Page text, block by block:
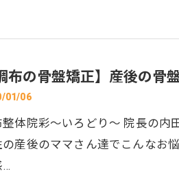
布の骨盤矯正】産後の骨
01/06
整体院彩～いろどり～ 院長の内
の産後のママさん達でこんなお
…